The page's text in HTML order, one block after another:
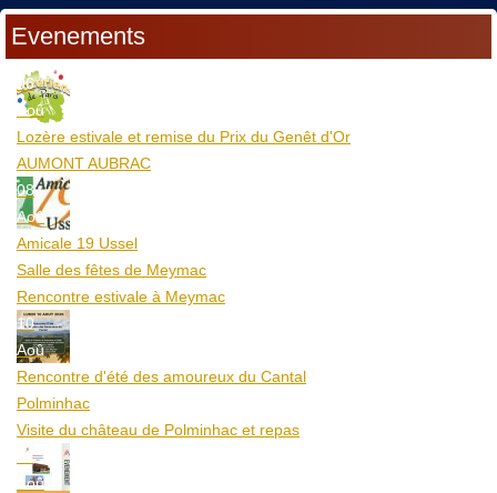
Evenements
06
Aoû
Lozère estivale et remise du Prix du Genêt d'Or
AUMONT AUBRAC
08
Aoû
Amicale 19 Ussel
Salle des fêtes de Meymac
Rencontre estivale à Meymac
10
Aoû
Rencontre d'été des amoureux du Cantal
Polminhac
Visite du château de Polminhac et repas
12
Aoû